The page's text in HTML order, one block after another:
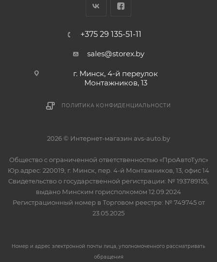
+375 29 135-51-11
sales@storex.by
г. Минск, 4-й переулок
Монтажников, 13
ПОЛИТИКА КОНФИДЕНЦИАЛЬНОСТИ
2026 © Интернет-магазин avs-auto.by
Общество с ограниченной ответственностью «ПроАвтоТулс»
Юр.адрес: 220019, г. Минск, пер. 4-й Монтажников, 13, офис 14
Свидетельство о государственной регистрации: № 193789155,
выдано Минским горисполкомом 12.09.2024
Регистрационный номер в Торговом реестре: № 749745 от
23.05.2025
Номер и адрес электронной почты лица, уполномоченного рассматривать
обращения